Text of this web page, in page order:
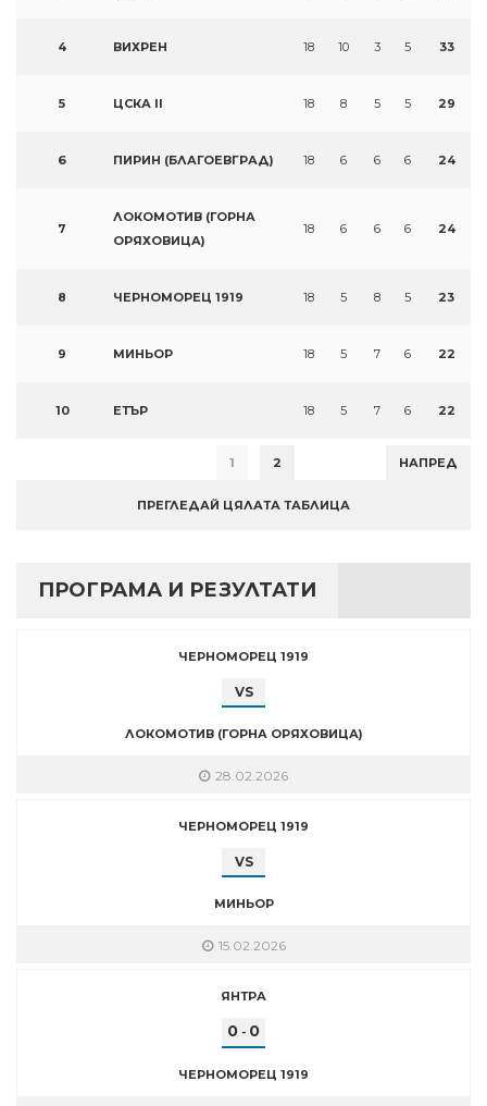
4 ВИХРЕН 18 10 3 5 33
5 ЦСКА II 18 8 5 5 29
6 ПИРИН (БЛАГОЕВГРАД) 18 6 6 6 24
7
ЛОКОМОТИВ (ГОРНА
ОРЯХОВИЦА)
18 6 6 6 24
8 ЧЕРНОМОРЕЦ 1919 18 5 8 5 23
9 МИНЬОР 18 5 7 6 22
10 ЕТЪР 18 5 7 6 22
1 2 НАПРЕД
ПРЕГЛЕДАЙ ЦЯЛАТА ТАБЛИЦА
ПРОГРАМА И РЕЗУЛТАТИ
ЧЕРНОМОРЕЦ 1919
VS
ЛОКОМОТИВ (ГОРНА ОРЯХОВИЦА)
28.02.2026
ЧЕРНОМОРЕЦ 1919
VS
МИНЬОР
15.02.2026
ЯНТРА
0 - 0
ЧЕРНОМОРЕЦ 1919